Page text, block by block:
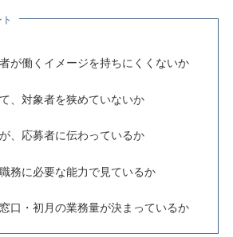
が働くイメージを持ちにくくないか
、対象者を狭めていないか
、応募者に伝わっているか
務に必要な能力で見ているか
口・初月の業務量が決まっているか